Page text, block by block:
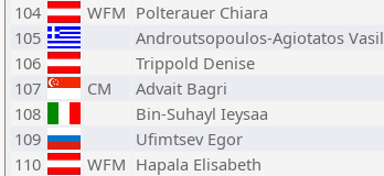
104
WFM Polterauer Chiara
105
Androutsopoulos-Agiotatos Vasil
106
Trippold Denise
107
CM Advait Bagri
108
Bin-Suhayl Ieysaa
109
Ufimtsev Egor
110
WFM Hapala Elisabeth